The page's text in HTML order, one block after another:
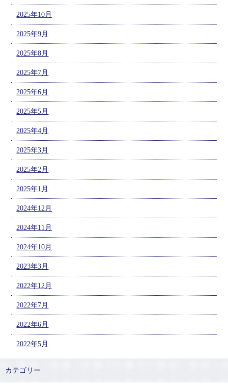
2025年10月
2025年9月
2025年8月
2025年7月
2025年6月
2025年5月
2025年4月
2025年3月
2025年2月
2025年1月
2024年12月
2024年11月
2024年10月
2023年3月
2022年12月
2022年7月
2022年6月
2022年5月
カテゴリー